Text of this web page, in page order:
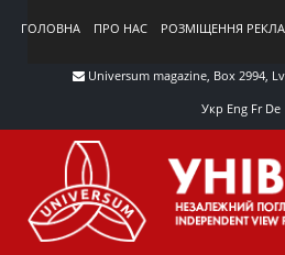
ГОЛОВНА ПРО НАС РОЗМІЩЕННЯ
Universum magazine, Box 2994,
Укр Eng Fr De